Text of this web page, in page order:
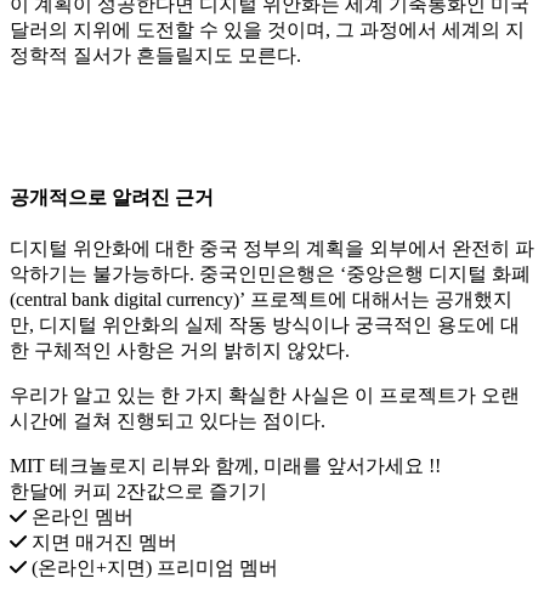
달러의 지위에 도전할 수 있을 것이며, 그 과정에서 세계의 지
정학적 질서가 흔들릴지도 모른다.
공개적으로 알려진 근거
디지털 위안화에 대한 중국 정부의 계획을 외부에서 완전히 파
악하기는 불가능하다. 중국인민은행은 ‘중앙은행 디지털 화폐
(central bank digital currency)’ 프로젝트에 대해서는 공개했지
만, 디지털 위안화의 실제 작동 방식이나 궁극적인 용도에 대
한 구체적인 사항은 거의 밝히지 않았다.
우리가 알고 있는 한 가지 확실한 사실은 이 프로젝트가 오랜
시간에 걸쳐 진행되고 있다는 점이다.
MIT 테크놀로지 리뷰와 함께, 미래를 앞서가세요 !!
한달에 커피 2잔값으로 즐기기
온라인 멤버
지면 매거진 멤버
(온라인+지면) 프리미엄 멤버